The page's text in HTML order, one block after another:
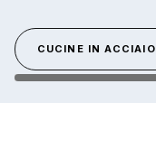
CUCINE IN ACCIAIO